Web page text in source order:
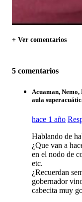
+ Ver comentarios
5 comentarios
Acuaman,
aula
hace 1 año
Hablando de
¿Que van a
en el nodo de
etc.
¿Recuerdan
gobernador
cabecita muy